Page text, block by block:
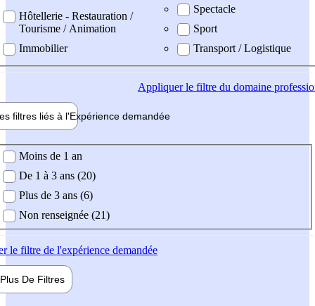
Hôtellerie - Restauration /
Tourisme / Animation
Immobilier
Spectacle
Sport
Transport / Logistique
Appliquerle filtre du domaine
filtres liés à l'Expérience demandée
demandée
Moins de 1 an
De 1 à 3 ans (20)
Plus de 3 ans (6)
Non renseignée (21)
le filtre de l'expérience demandée
Plus De Filtres